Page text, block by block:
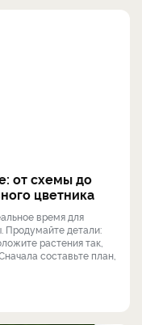
от схемы до
цветника
время для
Продумайте детали:
растения так,
составьте план,